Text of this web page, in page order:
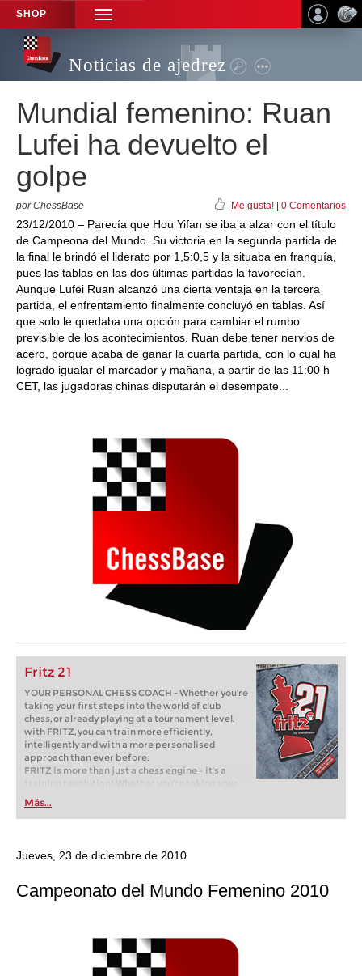
SHOP
TOGGLE
NAVIGATION
Noticias de ajedrez
Mundial femenino: Ruan
Lufei ha devuelto el
golpe
por ChessBase Me gusta! 0 Comentarios
23/12/2010 – Parecía que Hou Yifan se iba a alzar con el título
de Campeona del Mundo. Su victoria en la segunda partida de
la final le brindó el liderato por 1,5:0,5 y la situaba en franquía,
pues las tablas en las dos últimas partidas la favorecían.
Aunque Lufei Ruan alcanzó una cierta ventaja en la tercera
partida, el enfrentamiento finalmente concluyó en tablas. Así
que solo le quedaba una opción para cambiar el rumbo
previsible de los acontecimientos. Ruan debe tener nervios de
acero, porque acaba de ganar la cuarta partida, con lo cual ha
logrado igualar el marcador y mañana, a partir de las 11:00 h
CET, las jugadoras chinas disputarán el desempate...
Fritz 21
YOUR PERSONAL CHESS COACH - Whether you’re
taking your first steps into the world of club
chess, or already playing at a tournament level:
with FRITZ, you can train more efficiently,
intelligently and with a more personalised
approach than ever before.
FRITZ is more than just a chess engine – it’s a
training revolution! Whether you’re taking your
first steps into the world of club chess, or already
playing at a tournament level: with FRITZ, you can
train more efficiently, intelligently and with a
Más...
Jueves, 23 de diciembre de 2010
Campeonato del Mundo Femenino 2010